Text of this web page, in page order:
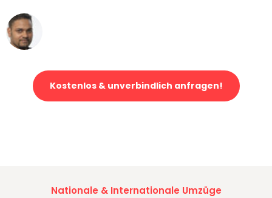
Kostenlos & unverbindlich anfragen!
Nationale & Internationale Umzüge